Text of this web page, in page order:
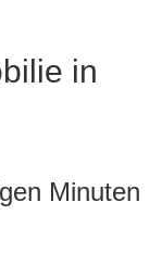
in
Minuten